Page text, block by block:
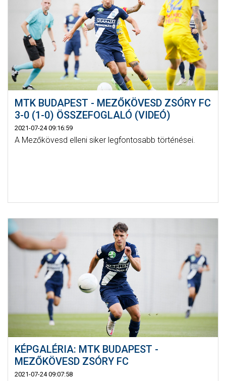
GALÉRIA
SZURKOLÓI ÉLMÉNYEK
AKKREDITÁCIÓ
MTK BUDAPEST - MEZŐKÖVESD ZSÓRY FC
3-0 (1-0) ÖSSZEFOGLALÓ (VIDEÓ)
2021-07-24 09:16:59
A Mezőkövesd elleni siker legfontosabb történései.
KÉPGALÉRIA: MTK BUDAPEST -
MEZŐKÖVESD ZSÓRY FC
2021-07-24 09:07:58